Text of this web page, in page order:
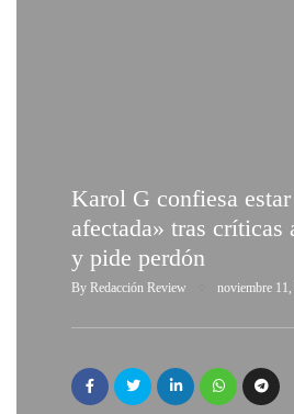
Karol G confiesa
afectada» tras críticas
y pide perdón
By Redacción Review noviembre